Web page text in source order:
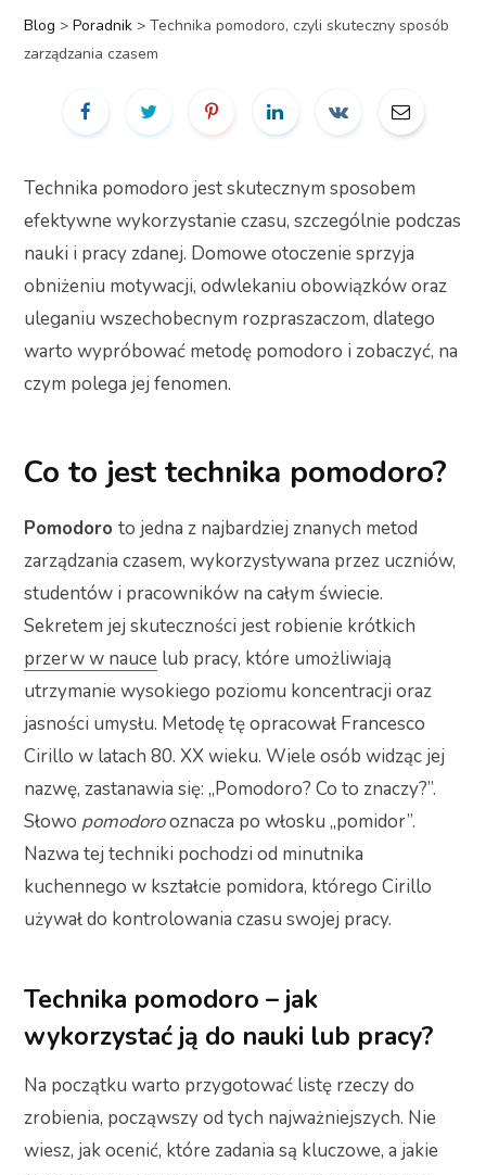
Blog > Poradnik > Technika pomodoro, czyli skuteczny sposób
zarządzania czasem
Technika pomodoro jest skutecznym sposobem
efektywne wykorzystanie czasu, szczególnie podczas
nauki i pracy zdanej. Domowe otoczenie sprzyja
obniżeniu motywacji, odwlekaniu obowiązków oraz
uleganiu wszechobecnym rozpraszaczom, dlatego
warto wypróbować metodę pomodoro i zobaczyć, na
czym polega jej fenomen.
Co to jest technika pomodoro?
Pomodoro to jedna z najbardziej znanych metod
zarządzania czasem, wykorzystywana przez uczniów,
studentów i pracowników na całym świecie.
Sekretem jej skuteczności jest robienie krótkich
przerw w nauce lub pracy, które umożliwiają
utrzymanie wysokiego poziomu koncentracji oraz
jasności umysłu. Metodę tę opracował Francesco
Cirillo w latach 80. XX wieku. Wiele osób widząc jej
nazwę, zastanawia się: „Pomodoro? Co to znaczy?”.
Słowo pomodorooznacza po włosku „pomidor”.
Nazwa tej techniki pochodzi od minutnika
kuchennego w kształcie pomidora, którego Cirillo
używał do kontrolowania czasu swojej pracy.
Technika pomodoro – jak
wykorzystać ją do nauki lub pracy?
Na początku warto przygotować listę rzeczy do
zrobienia, począwszy od tych najważniejszych. Nie
wiesz, jak ocenić, które zadania są kluczowe, a jakie